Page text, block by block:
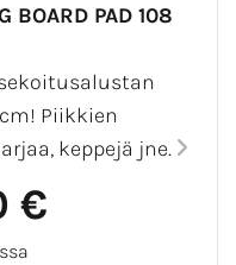
BOARD PAD 108
Piikkien
keppejä jne.
€